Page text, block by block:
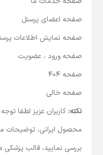
صفحه اعضای پرسنل
صفحه نمایش اطلاعات
صفحه ورود ، عضویت
صفحه 404
صفحه خالی
نکته: کاربران عزیز لطفا
محصول ایرانی، توضیحات